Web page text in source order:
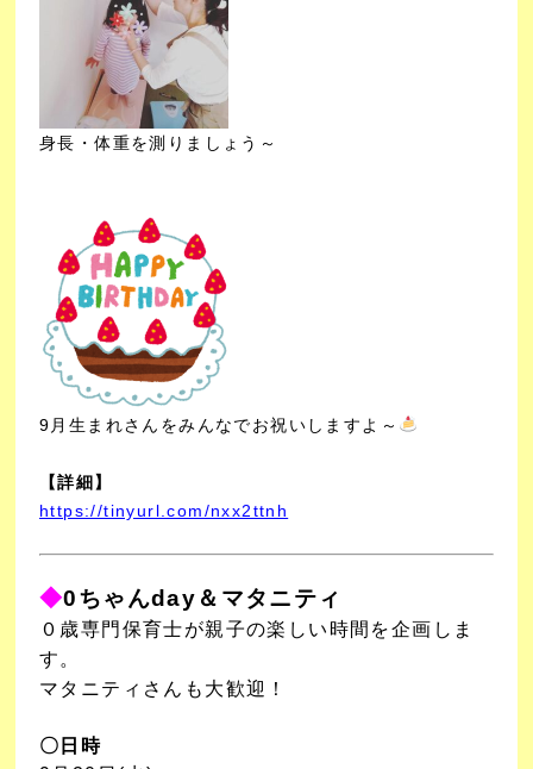
身長・体重を測りましょう～
9月生まれさんをみんなでお祝いしますよ～
【詳細】
https://tinyurl.com/nxx2ttnh
◆0ちゃんday＆マタニティ
０歳専門保育士が親子の楽しい時間を企画しま
す。
マタニティさんも大歓迎！
〇日時